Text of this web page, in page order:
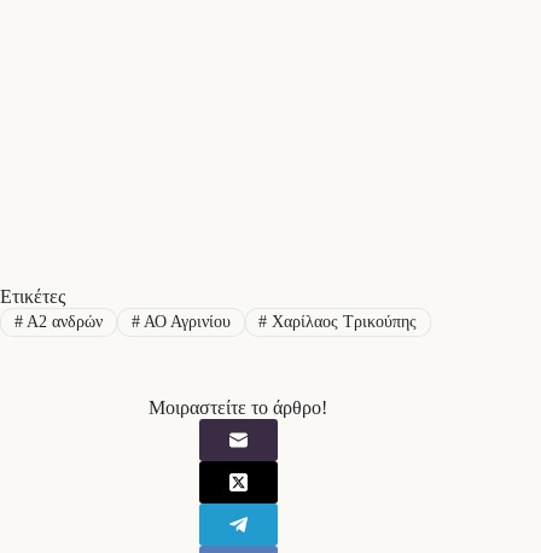
Ετικέτες
#Α2 ανδρών #ΑΟ Αγρινίου # Χαρίλαος Τρικούπης
Μοιραστείτε το άρθρο!